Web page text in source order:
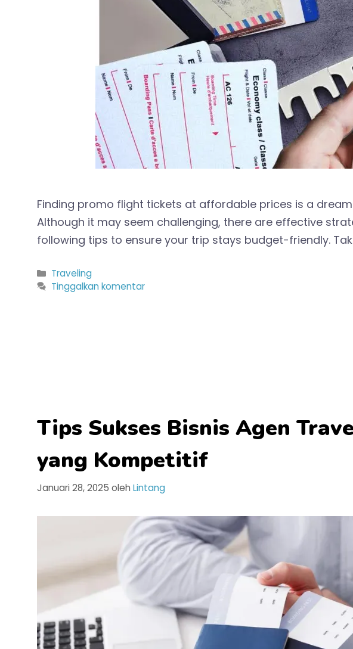
Finding promo flight tickets at affordable prices is a
Although it may seem challenging, there are effective
following tips to ensure your trip stays budget-friendly.
Kategori
Traveling
Tinggalkan komentar
Tips Sukses Bisnis Agen
yang Kompetitif
Januari 28, 2025 oleh Lintang